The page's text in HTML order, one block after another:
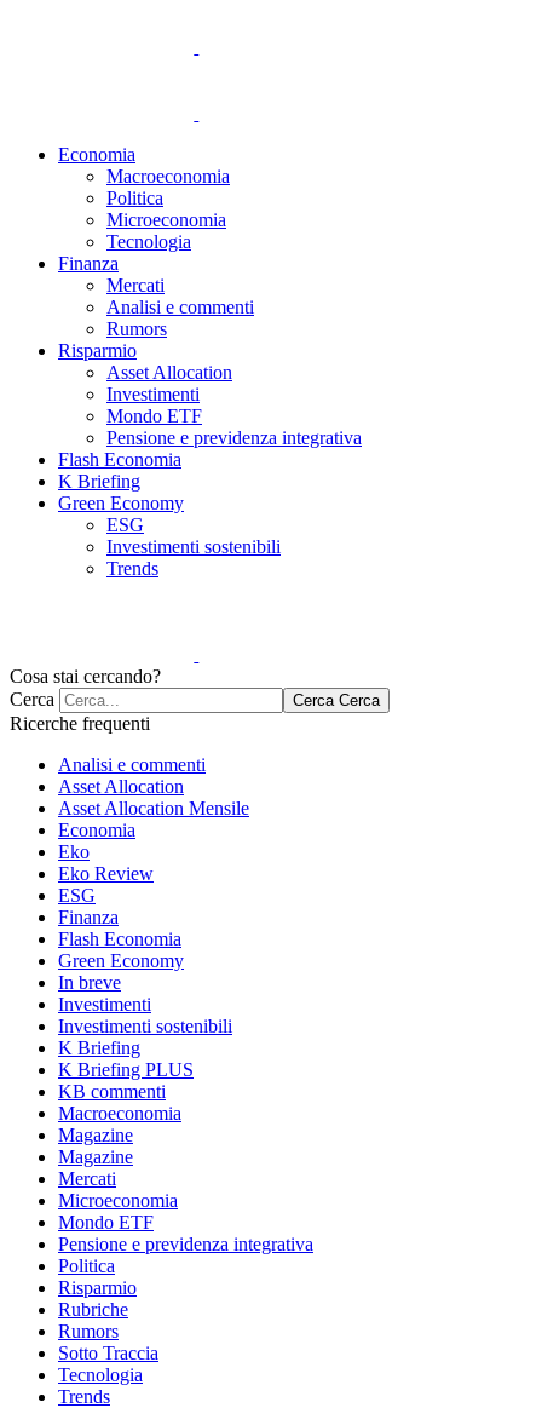
Economia
Macroeconomia
Politica
Microeconomia
Tecnologia
Finanza
Mercati
Analisi e commenti
Rumors
Risparmio
Asset Allocation
Investimenti
Mondo ETF
Pensione e previdenza integrativa
Flash Economia
K Briefing
Green Economy
ESG
Investimenti sostenibili
Trends
Cosa stai cercando?
Cerca
Cerca Cerca
Ricerche frequenti
Analisi e commenti
Asset Allocation
Asset Allocation Mensile
Economia
Eko
Eko Review
ESG
Finanza
Flash Economia
Green Economy
In breve
Investimenti
Investimenti sostenibili
K Briefing
K Briefing PLUS
KB commenti
Macroeconomia
Magazine
Magazine
Mercati
Microeconomia
Mondo ETF
Pensione e previdenza integrativa
Politica
Risparmio
Rubriche
Rumors
Sotto Traccia
Tecnologia
Trends